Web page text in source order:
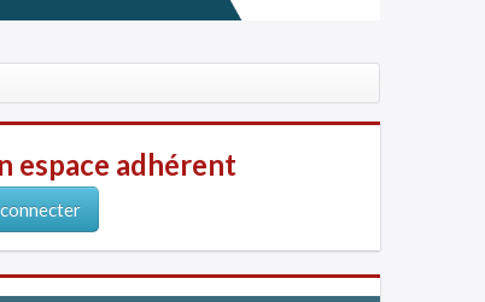
espace adhérent